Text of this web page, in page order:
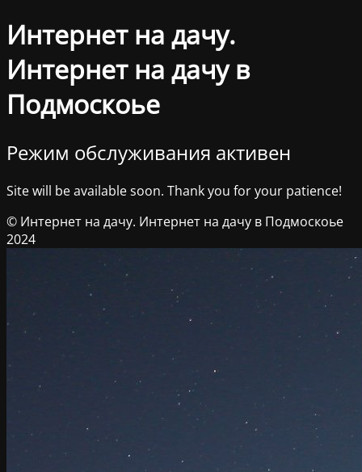
Интернет на дачу.
Интернет на дачу в
Подмоскоье
Режим обслуживания активен
Site will be available soon. Thank you for your patience!
© Интернет на дачу. Интернет на дачу в Подмоскоье
2024